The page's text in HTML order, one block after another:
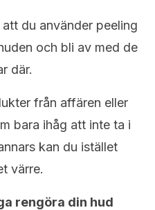
du använder peeling
och bli av med de
där.
från affären eller
bara ihåg att inte ta i
kan du istället
värre.
rengöra din hud